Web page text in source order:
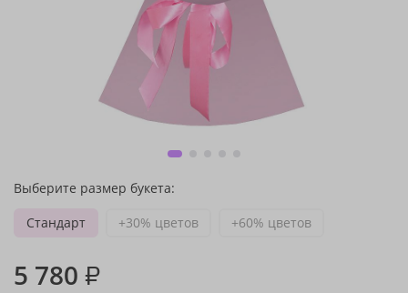
Выберите размер букета:
Стандарт
+30% цветов +60% цветов
5 780 ₽